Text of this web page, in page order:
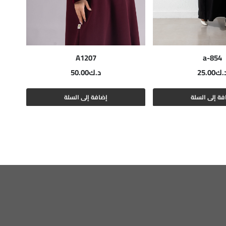
a-854
25.00
إلى السلة
A1207
د.ك50.00
إضافة إلى السلة